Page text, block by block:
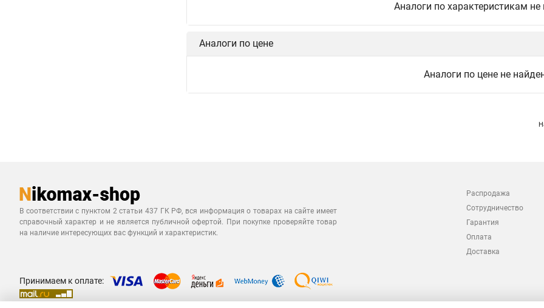
Аналоги по характеристикам
Аналоги по цене
Аналоги по цене не
В соответствии с пунктом 2 статьи 437 ГК РФ, вся информация о товарах на сайте имеет
справочный характер и не является публичной офертой. При покупке проверяйте товар
на наличие интересующих вас функций и характеристик.
Распродажа
Сотрудничество
Гарантия
Оплата
Доставка
Принимаем к оплате: